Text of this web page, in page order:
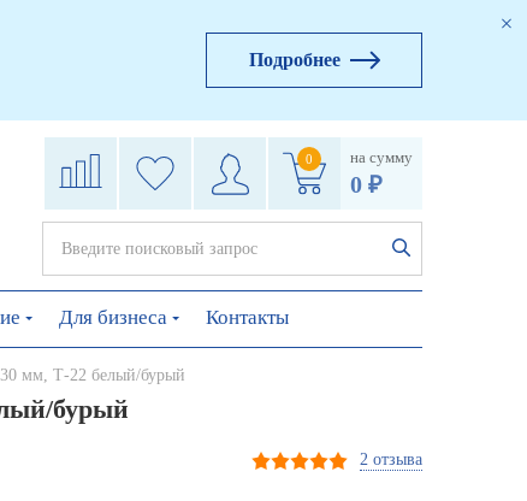
Подробнее
0 на сумму
0 ₽
Для бизнеса Контакты
мм, Т-22 белый/бурый
бурый
2 отзыва